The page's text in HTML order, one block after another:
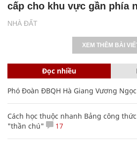
NHÀ ĐẤT
cấp cho khu vực gần phía
XEM THÊM BÀI
Đọc nhiều
Phó Đoàn ĐBQH Hà Giang Vương
Cách học thuộc nhanh Bảng công
"thần chú"
17